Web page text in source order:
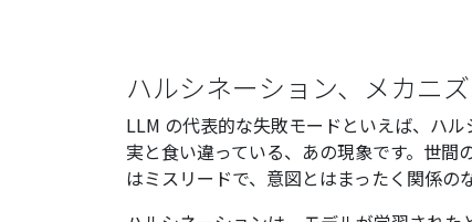
ハルシネーション、メカニ
LLM の代表的な失敗モードといえば、ハ
実と食い違っている、あの現象です。世
はミスリードで、意図とはまったく関係の